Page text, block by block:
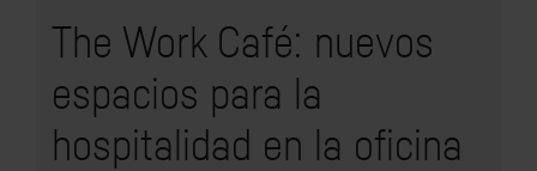
The Work Café: nuevos
espacios para la
hospitalidad en la oficina